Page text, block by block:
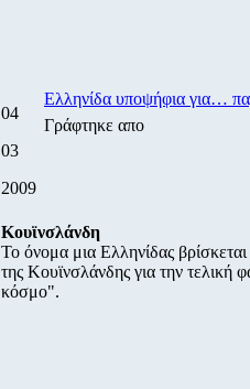
04
03
2009
Ελληνίδα υποψήφια για…
Γράφτηκε απο
Κουϊνσλάνδη
Το όνομα μια Ελληνίδας
της Κουϊνσλάνδης για την τελική
κόσμο".